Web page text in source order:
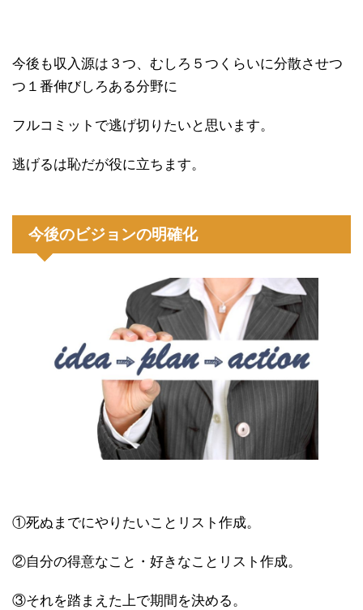
今後も収入源は３つ、むしろ５つくらいに分散させつ
つ１番伸びしろある分野に
フルコミットで逃げ切りたいと思います。
逃げるは恥だが役に立ちます。
今後のビジョンの明確化
①死ぬまでにやりたいことリスト作成。
②自分の得意なこと・好きなことリスト作成。
③それを踏まえた上で期間を決める。